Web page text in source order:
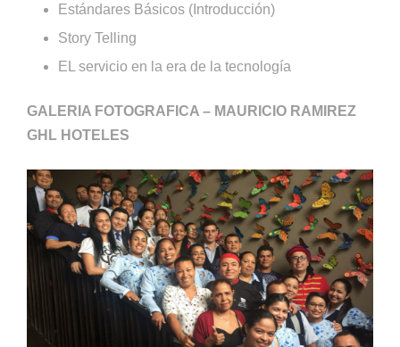
Estándares Básicos (Introducción)
Story Telling
EL servicio en la era de la tecnología
GALERIA FOTOGRAFICA – MAURICIO RAMIREZ
GHL HOTELES